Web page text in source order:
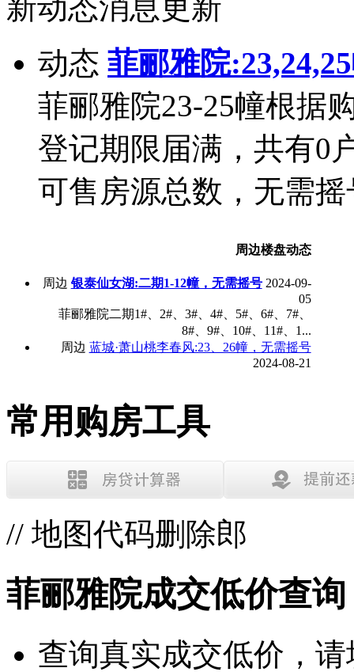
新动态消息更新
动态 菲郦雅院
菲郦雅院23-25幢根据
登记期限届满，共有0
可售房源总数，无需摇
周边楼盘动态
周边 银泰仙女湖:二期1-12幢，无需摇号 2024-09-
05
菲郦雅院二期1#、2#、3#、4#、5#、6#、7#、
8#、9#、10#、11#、1...
周边 蓝城·萧山桃李春风:23、26幢，无需摇号
2024-08-21
常用购房工具
// 地图代码删除郎
菲郦雅院成交低价查询
查询真实成交低价 ，